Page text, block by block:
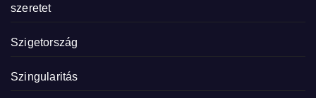
szeretet
Szigetország
Szingularitás